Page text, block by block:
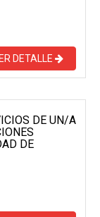
DETALLE
DE UN/A
DE